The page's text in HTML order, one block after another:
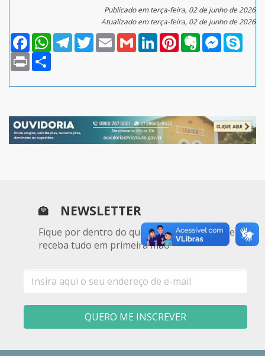
Publicado em terça-feira, 02 de junho de 2026
Atualizado em terça-feira, 02 de junho de 2026
FacebookWhatsAppTelegramTwitterEmail Gmail LinkedInPinterestEvernoteMessenger
Print
NEWSLETTER
Fique por dentro do que acontece por aqui e
receba tudo em primeira mão
mail
QUERO ME INSCREVER